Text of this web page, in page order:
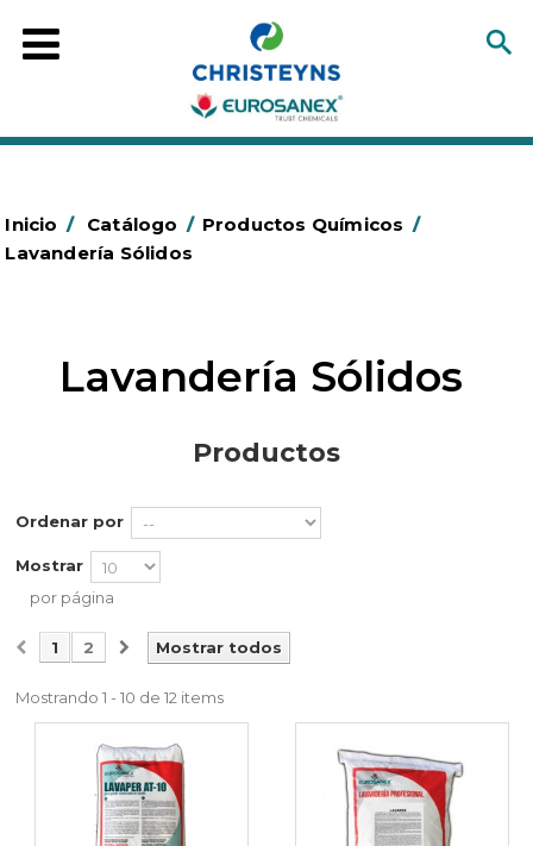
Inicio / Catálogo / Productos Químicos /
Lavandería Sólidos
Lavandería Sólidos
Productos
Ordenar por
Mostrar
por página
Mostrar todos
1 2
Mostrando 1 - 10 de 12 items